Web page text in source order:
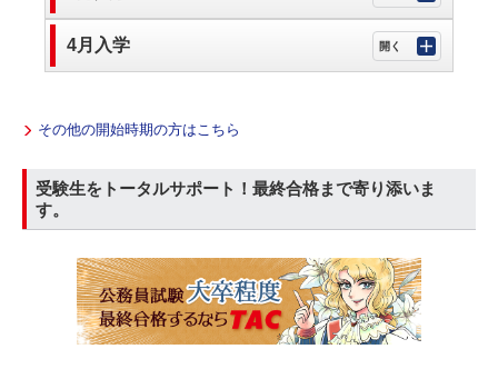
4月入学
その他の開始時期の方はこちら
受験生をトータルサポート！最終合格まで寄り添いま
す。